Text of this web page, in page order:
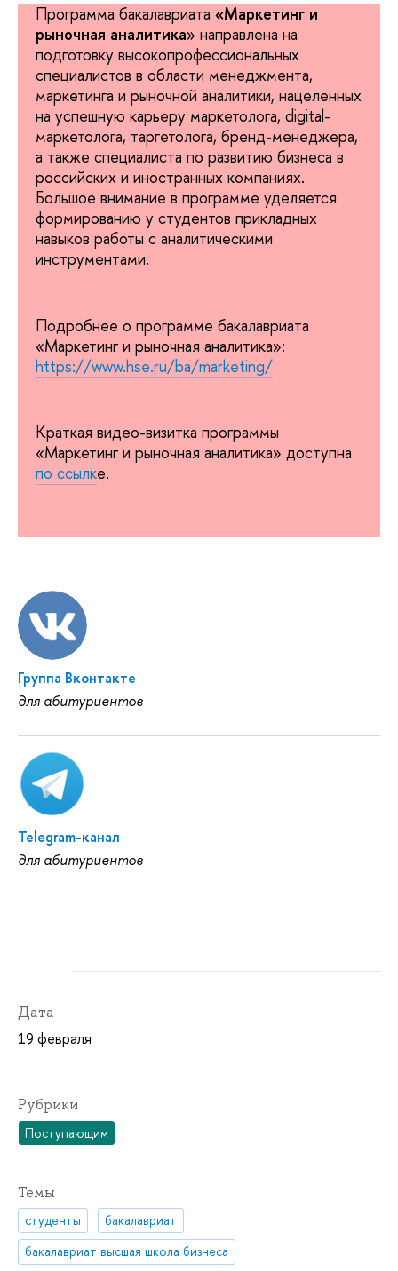
Программа бакалавриата «Маркетинг и
рыночная аналитика» направлена на
подготовку высокопрофессиональных
специалистов в области менеджмента,
маркетинга и рыночной аналитики, нацеленных
на успешную карьеру маркетолога, digital-
маркетолога, таргетолога, бренд-менеджера,
а также специалиста по развитию бизнеса в
российских и иностранных компаниях.
Большое внимание в программе уделяется
формированию у студентов прикладных
навыков работы с аналитическими
инструментами.
Подробнее о программе бакалавриата
«Маркетинг и рыночная аналитика»:
https://www.hse.ru/ba/marketing/
Краткая видео-визитка программы
«Маркетинг и рыночная аналитика» доступна
по ссылке.
Группа Вконтакте
для абитуриентов
Telegram-канал
для абитуриентов
Дата
19 февраля
Рубрики
Поступающим
Темы
студенты
бакалавриат
бакалавриат высшая школа бизнеса